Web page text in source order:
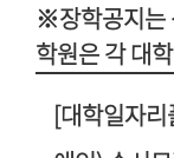
※장학공지는
학원은 각 대
[대학일자